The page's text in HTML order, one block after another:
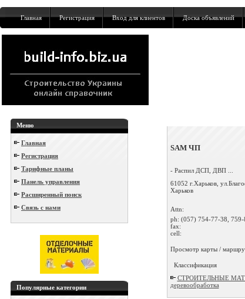
Главная Регистрация Вход для клиентов Доска объявлений
Меню
Главная
Регистрация
Тарифные планы
Панель управления
Расширенный поиск
Связь с нами
Популярные категории
SAM ЧП
- Распил ДСП, ДВП ...
61052 г.Харьков,
Харьков
Attn:
ph: (057) 754-77-38, 759-
fax:
cell:
Просмотр карты /
Классификация
СТРОИТЕЛЬНЫЕ
деревообработка